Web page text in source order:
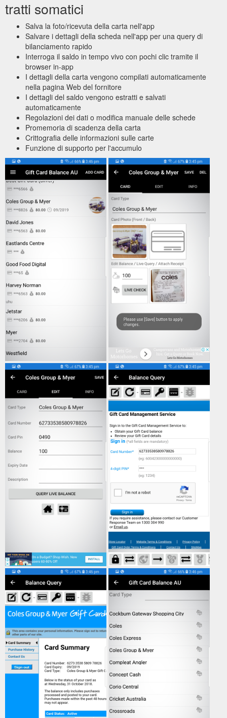
tratti somatici
Salva la foto/ricevuta della carta nell'app
Salvare i dettagli della scheda nell'app per una query di
bilanciamento rapido
Interroga il saldo in tempo vivo con pochi clic tramite il
browser in-app
I dettagli della carta vengono compilati automaticamente
nella pagina Web del fornitore
I dettagli del saldo vengono estratti e salvati
automaticamente
Regolazioni dei dati o modifica manuale delle schede
Promemoria di scadenza della carta
Crittografia delle informazioni sulle carte
Funzione di supporto per l'accumulo